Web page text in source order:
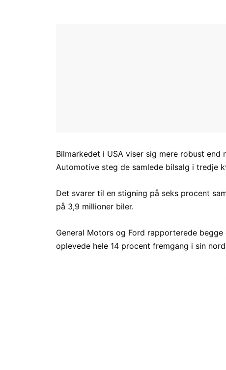
Bilmarkedet i USA viser sig mere robust
Automotive steg de samlede bilsalg i tredje
Det svarer til en stigning på seks procent
på 3,9 millioner biler.
General Motors og Ford rapporterede
oplevede hele 14 procent fremgang i sin